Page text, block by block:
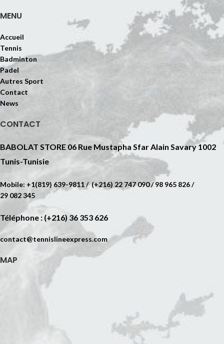
MENU
Accueil
Tennis
Badminton
Padel
Autres Sport
Contact
News
CONTACT
BABOLAT STORE 06 Rue Mustapha Sfar Alain Savary 1002
Tunis-Tunisie
Mobile: +1(819) 639-9811 / (+216) 22 747 090 / 98 965 826 /
29 082 345
Téléphone : (+216) 36 353 626
contact@tennislineexpress.com
MAP